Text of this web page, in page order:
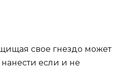
свое гнездо может
если и не